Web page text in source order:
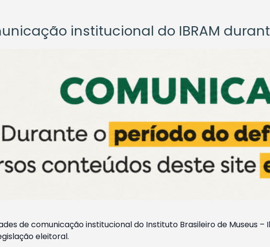
institucional do IBRAM
de comunicação institucional do Instituto Brasileiro de Museus
eleitoral.